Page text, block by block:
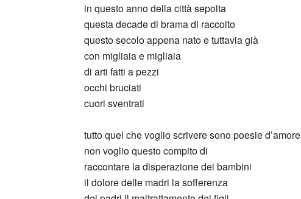
in questo anno della città sepolta
questa decade di brama di raccolto
questo secolo appena nato e tuttavia già
con migliaia e migliaia
di arti fatti a pezzi
occhi bruciati
cuori sventrati
tutto quel che voglio scrivere sono poesie d’amore
non voglio questo compito di
raccontare la disperazione dei bambini
il dolore delle madri la sofferenza